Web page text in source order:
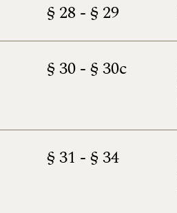
§ 28 - § 29
§ 30 - § 30c
§ 31 - § 34